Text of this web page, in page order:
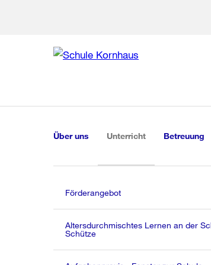
Navigation
Über uns Unterricht(aktiv)Betreuung
Förderangebot
Altersdurchmischtes Lernen an der
Schütze